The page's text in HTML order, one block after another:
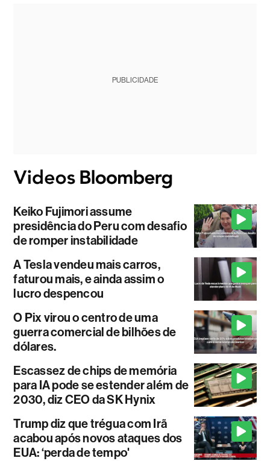
PUBLICIDADE
Keiko Fujimori assume
presidência do Peru com desafio
de romper instabilidade
A Tesla vendeu mais carros,
faturou mais, e ainda assim o
lucro despencou
O Pix virou o centro de uma
guerra comercial de bilhões de
dólares.
Escassez de chips de memória
para IA pode se estender além de
2030, diz CEO da SK Hynix
Trump diz que trégua com Irã
acabou após novos ataques dos
EUA: ‘perda de tempo'